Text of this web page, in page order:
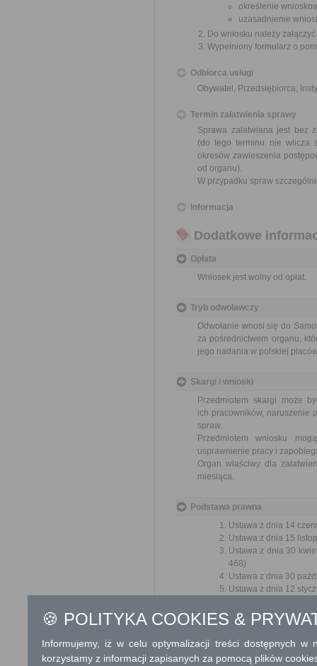
określenie
uzasadnienie
Do wniosku należy
Wypełniony formularz o
Odbiorca usługi
Obywatel, Przedsiębiorca,
Termin załatwienia sprawy
Sprawa załatwiana jest bez
(do tego terminu nie wlicza
okresów zawieszenia
od organu).
W przypadku spraw
Informacja
Dodatkowe
Opłata
Wniosek jest wolny od opłat.
Tryb odwoławczy
Odwołanie wnosi się do
za pośrednictwem organu,
jego nadania w polskiej
Skargi i wnioski
Przedmiotem skargi może
ich pracowników, naruszenie
spraw.
Przedmiotem wniosku
usprawnienie pracy i
Organ właściwy dla
miesiąca.
Podstawa prawna
Ustawa z dnia 14
Ustawa z dnia 15
Ustawa z dnia 30
468)
Ustawa z dnia 30
Ustawa z dnia 12
KLAUZULA INFORMACYJNA O
🍪 POLITYKA COOKIES &
Informujemy, iż w celu optymalizacji treści dostępnych w
korzystamy z informacji zapisanych za pomocą plików